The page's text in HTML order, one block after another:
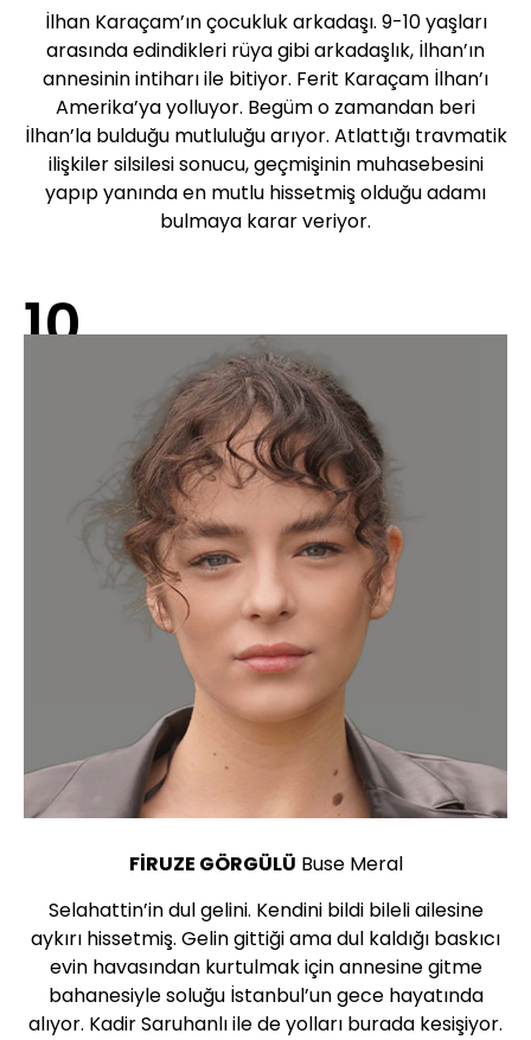
İlhan Karaçam’ın çocukluk arkadaşı. 9-10 yaşları
arasında edindikleri rüya gibi arkadaşlık, İlhan’ın
annesinin intiharı ile bitiyor. Ferit Karaçam İlhan’ı
Amerika’ya yolluyor. Begüm o zamandan beri
İlhan’la bulduğu mutluluğu arıyor. Atlattığı travmatik
ilişkiler silsilesi sonucu, geçmişinin muhasebesini
yapıp yanında en mutlu hissetmiş olduğu adamı
bulmaya karar veriyor.
10
FİRUZE GÖRGÜLÜ Buse Meral
Selahattin’in dul gelini. Kendini bildi bileli ailesine
aykırı hissetmiş. Gelin gittiği ama dul kaldığı baskıcı
evin havasından kurtulmak için annesine gitme
bahanesiyle soluğu İstanbul’un gece hayatında
alıyor. Kadir Saruhanlı ile de yolları burada kesişiyor.